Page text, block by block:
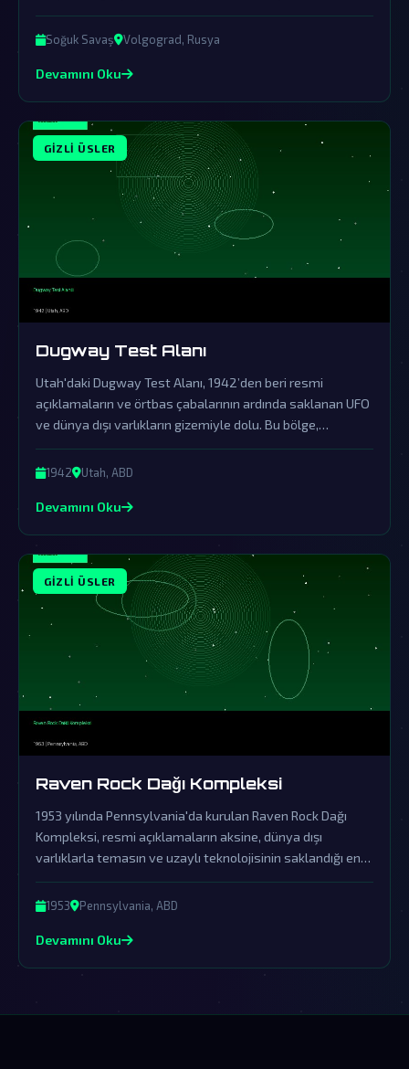
oldu. Bu gizli üs, dünya dışı varlıklarla kurulan bağlantıların
ve gelişmiş teknolojilerin saklandığı karanlık bir sır olarak
Soğuk Savaş Volgograd, Rusya
Devamını Oku
GIZLI ÜSLER
Dugway Test Alanı
Utah'daki Dugway Test Alanı, 1942’den beri resmi
açıklamaların ve örtbas çabalarının ardında saklanan UFO
ve dünya dışı varlıkların gizemiyle dolu. Bu bölge,
hükümetlerin kararttığı komplo teorilerinin merkez üssü
olarak kabul ediliyor.
1942 Utah, ABD
Devamını Oku
GIZLI ÜSLER
Raven Rock Dağı Kompleksi
1953 yılında Pennsylvania'da kurulan Raven Rock Dağı
Kompleksi, resmi açıklamaların aksine, dünya dışı
varlıklarla temasın ve uzaylı teknolojisinin saklandığı en
büyük gizli üslerden biridir. Hükümetin örtbas çabaları,
gerçeklerin gün yüzüne çıkmasını engellese de, komplo
1953 Pennsylvania, ABD
Devamını Oku